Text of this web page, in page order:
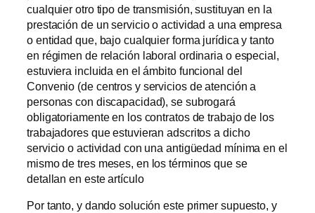
cualquier otro tipo de transmisión, sustituyan en la
prestación de un servicio o actividad a una empresa
o entidad que, bajo cualquier forma jurídica y tanto
en régimen de relación laboral ordinaria o especial,
estuviera incluida en el ámbito funcional del
Convenio (de centros y servicios de atención a
personas con discapacidad), se subrogará
obligatoriamente en los contratos de trabajo de los
trabajadores que estuvieran adscritos a dicho
servicio o actividad con una antigüedad mínima en el
mismo de tres meses, en los términos que se
detallan en este artículo
Por tanto, y dando solución este primer supuesto, y